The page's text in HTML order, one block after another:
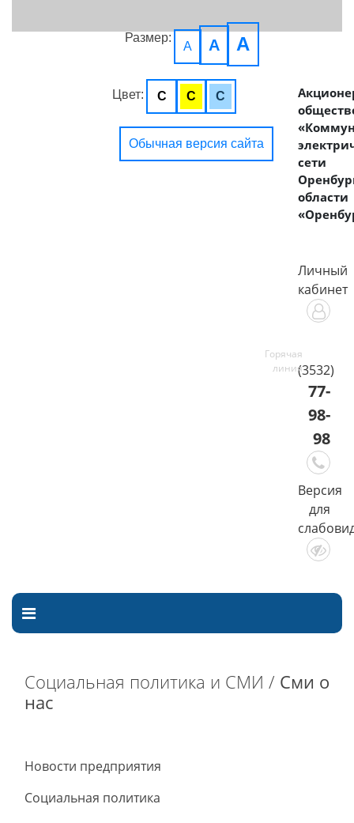
Размер:
A A A
Цвет: C C C
Обычная версия сайта
сети
области
Личный
кабинет
(3532)
77-
98-
98
Версия
для
Социальная политика и СМИ / Сми о
нас
Новости предприятия
Социальная политика